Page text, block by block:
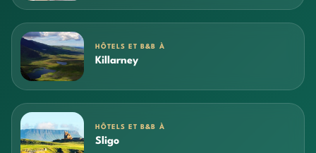
HÔTELS ET B&B À
Killarney
HÔTELS ET B&B À
Sligo